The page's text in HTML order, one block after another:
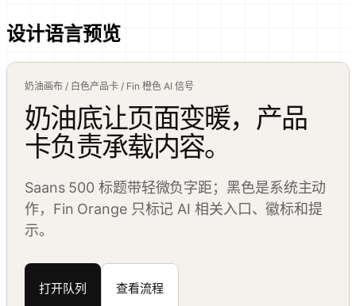
设计语言预览
奶油画布 / 白色产品卡 / Fin 橙色 AI 信号
奶油底让页面变暖，产品
卡负责承载内容。
Saans 500 标题带轻微负字距；黑色是系统主动
作，Fin Orange 只标记 AI 相关入口、徽标和提
示。
打开队列 查看流程